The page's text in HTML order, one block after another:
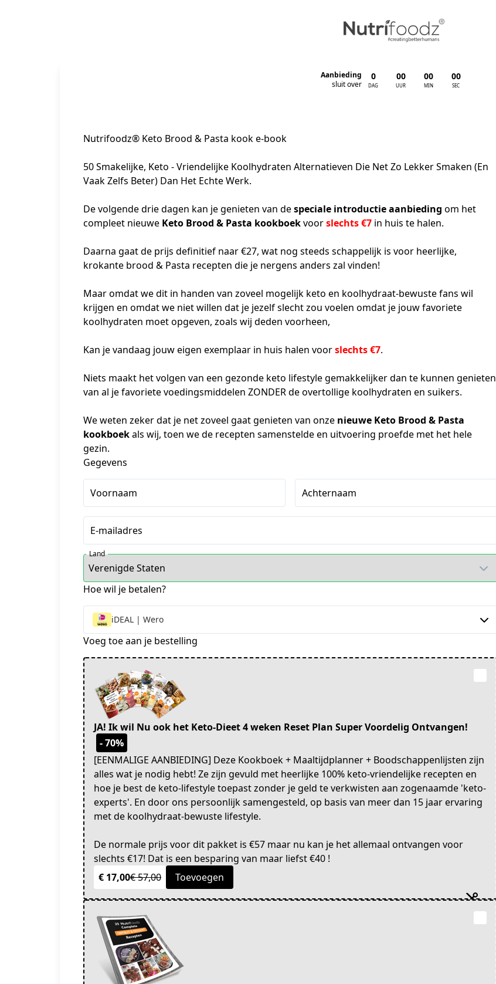
Aanbieding
sluit over
0
DAG
00
UUR
00
MIN
00
SEC
Nutrifoodz® Keto Brood & Pasta kook e-book
50 Smakelijke, Keto - Vriendelijke Koolhydraten Alternatieven Die Net Zo Lekker Smaken (En
Vaak Zelfs Beter) Dan Het Echte Werk.
De volgende drie dagen kan je genieten van de speciale introductie aanbieding om het
compleet nieuwe Keto Brood & Pasta kookboek voor slechts €7 in huis te halen.
Daarna gaat de prijs definitief naar €27, wat nog steeds schappelijk is voor heerlijke,
krokante brood & Pasta recepten die je nergens anders zal vinden!
Maar omdat we dit in handen van zoveel mogelijk keto en koolhydraat-bewuste fans wil
krijgen en omdat we niet willen dat je jezelf slecht zou voelen omdat je jouw favoriete
koolhydraten moet opgeven, zoals wij deden voorheen,
Kan je vandaag jouw eigen exemplaar in huis halen voor slechts €7.
Niets maakt het volgen van een gezonde keto lifestyle gemakkelijker dan te kunnen genieten
van al je favoriete voedingsmiddelen ZONDER de overtollige koolhydraten en suikers.
We weten zeker dat je net zoveel gaat genieten van onze nieuwe Keto Brood & Pasta
kookboek als wij, toen we de recepten samenstelde en uitvoering proefde met het hele
gezin.
Gegevens
Voornaam Achternaam
E-mailadres
Land
Hoe wil je betalen?
iDEAL | Wero
Voeg toe aan je bestelling
JA! Ik wil Nu ook het Keto-Dieet 4 weken Reset Plan Super Voordelig Ontvangen!
- 70%
[EENMALIGE AANBIEDING] Deze Kookboek + Maaltijdplanner + Boodschappenlijsten zijn
alles wat je nodig hebt! Ze zijn gevuld met heerlijke 100% keto-vriendelijke recepten en
hoe je best de keto-lifestyle toepast zonder je geld te verkwisten aan zogenaamde 'keto-
experts'. En door ons persoonlijk samengesteld, op basis van meer dan 15 jaar ervaring
met de koolhydraat-bewuste lifestyle.
De normale prijs voor dit pakket is €57 maar nu kan je het allemaal ontvangen voor
slechts €17! Dat is een besparing van maar liefst €40 !
€ 17,00€ 57,00 Toevoegen